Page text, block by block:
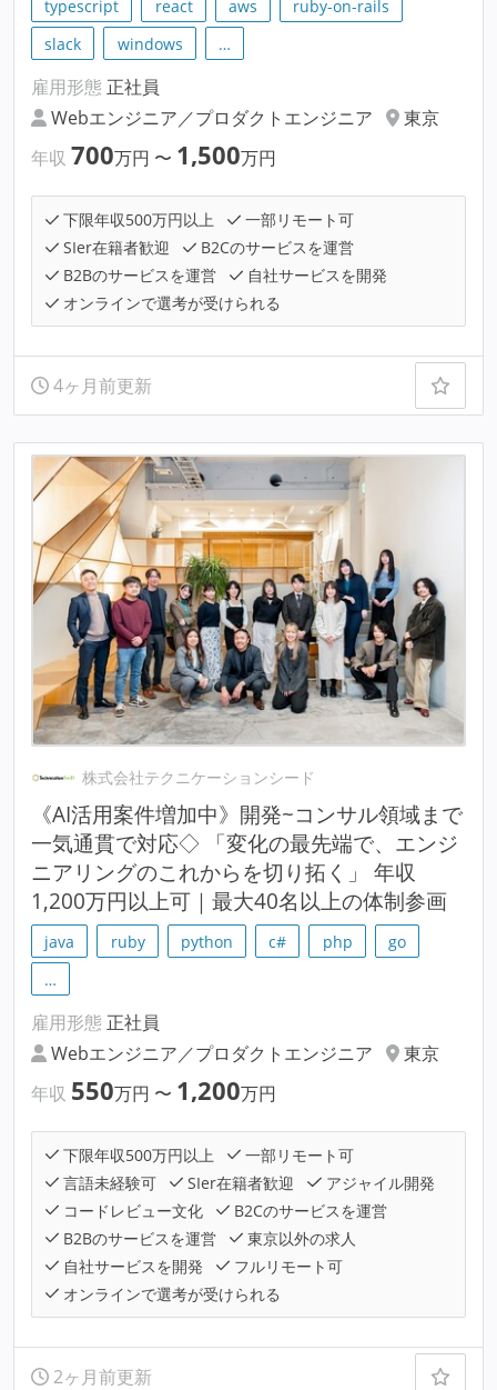
typescript react aws
ruby-on-rails
slack
windows …
雇用形態 正社員
Webエンジニア／プロダクトエンジニア
東京
年収 700万円 〜 1,500万円
下限年収500万円以上
一部リモート可
SIer在籍者歓迎
B2Cのサービスを運営
B2Bのサービスを運営
自社サービスを開発
オンラインで選考が受けられる
4ヶ月前更新
株式会社テクニケーションシード
《AI活用案件増加中》開発~コンサル領域まで
一気通貫で対応◇ 「変化の最先端で、エンジ
ニアリングのこれからを切り拓く」 年収
1,200万円以上可｜最大40名以上の体制参画
java ruby python c# php
go
…
雇用形態 正社員
Webエンジニア／プロダクトエンジニア
東京
年収 550万円 〜 1,200万円
下限年収500万円以上
一部リモート可
言語未経験可
SIer在籍者歓迎
アジャイル開発
コードレビュー文化
B2Cのサービスを運営
B2Bのサービスを運営
東京以外の求人
自社サービスを開発
フルリモート可
オンラインで選考が受けられる
2ヶ月前更新